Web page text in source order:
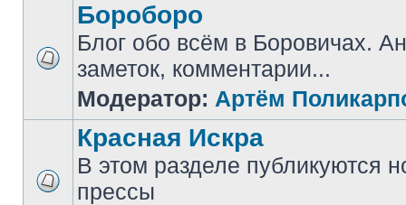
Бороборо
Блог обо всём в Боровичах.
заметок, комментарии...
Модератор: Артём
Красная Искра
В этом разделе публикуются
прессы